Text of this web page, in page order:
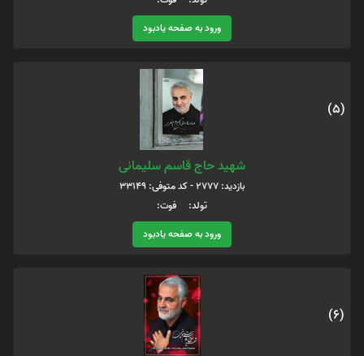
ورود به صفحه یادبود
(5)
شهید حاج قاسم سلیمانی
بازدید: 2777 - کد متوفی: 33149
تولد: فوت:
ورود به صفحه یادبود
(6)